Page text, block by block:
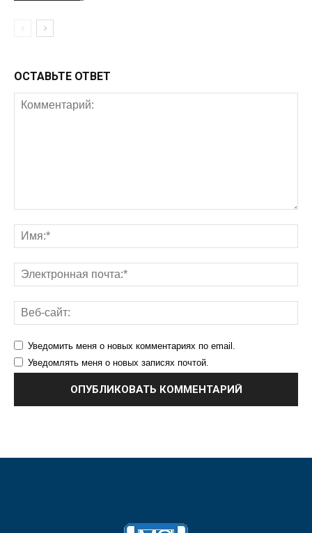
ОСТАВЬТЕ ОТВЕТ
Уведомить меня о новых комментариях по email.
Уведомлять меня о новых записях почтой.